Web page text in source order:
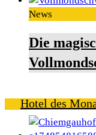
News
Die
Hotel des